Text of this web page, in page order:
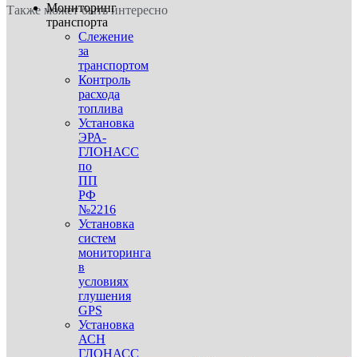
Мониторинг
транспорта
Слежение
за
транспортом
Контроль
расхода
топлива
Установка
ЭРА-
ГЛОНАСС
по
ПП
РФ
№2216
Установка
систем
мониторинга
в
условиях
глушения
GPS
Установка
АСН
ГЛОНАСС
Также может быть интересно